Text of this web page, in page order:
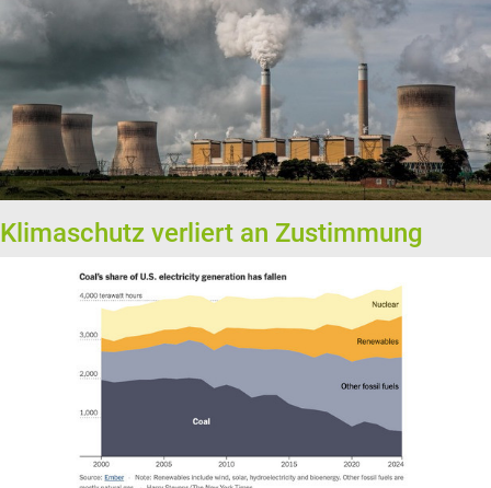
Klimaschutz verliert an Zustimmung